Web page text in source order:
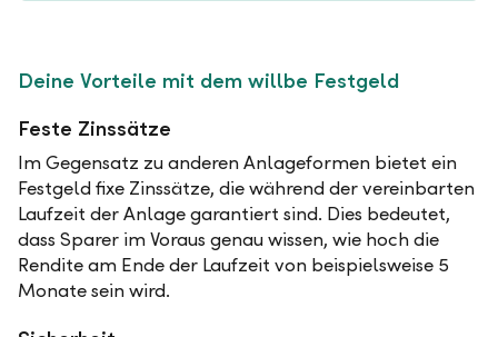
Deine Vorteile mit dem willbe Festgeld
Feste Zinssätze
Im Gegensatz zu anderen Anlageformen bietet ein
Festgeld fixe Zinssätze, die während der vereinbarten
Laufzeit der Anlage garantiert sind. Dies bedeutet,
dass Sparer im Voraus genau wissen, wie hoch die
Rendite am Ende der Laufzeit von beispielsweise 5
Monate sein wird.